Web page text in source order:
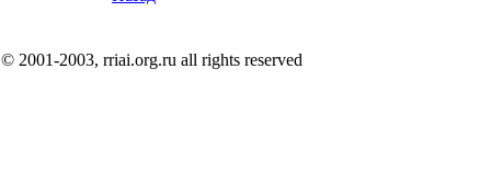
© 2001-2003, rriai.org.ru all rights reserved